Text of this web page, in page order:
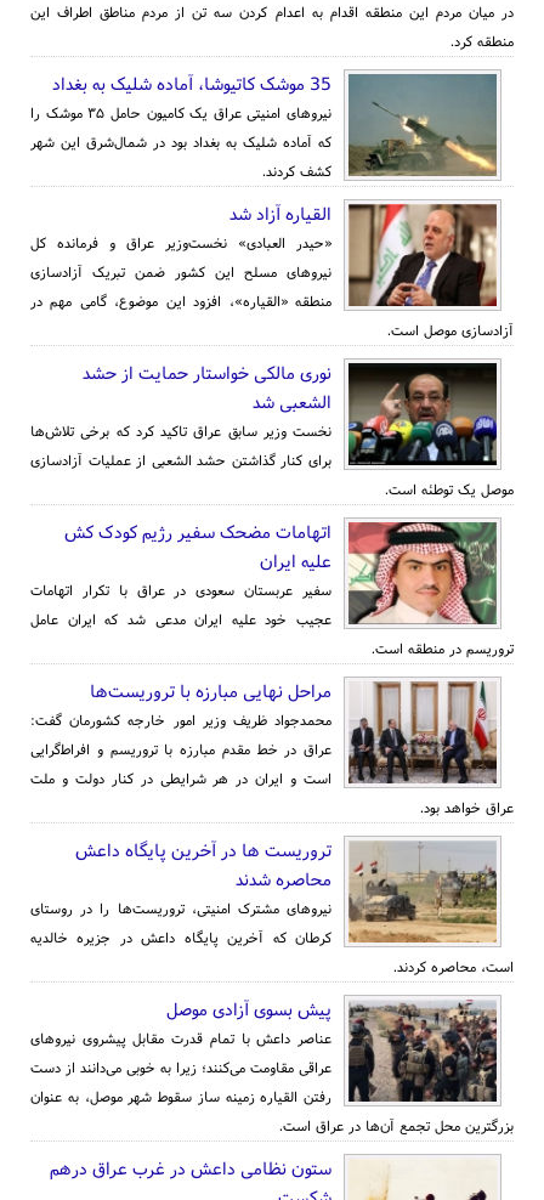
در میان مردم این منطقه اقدام به اعدام کردن سه تن از مردم مناطق اطراف این
منطقه کرد.
35 موشک کاتیوشا، آماده شلیک به بغداد
نیروهای امنیتی عراق یک کامیون حامل ۳۵ موشک را
که آماده شلیک به بغداد بود در شمال‌شرق این شهر
کشف کردند.
القیاره آزاد شد
«حیدر العبادی» نخست‌وزیر عراق و فرمانده کل
نیروهای مسلح این کشور ضمن تبریک آزادسازی
منطقه «القیاره»، افزود این موضوع، گامی مهم در
آزادسازی موصل است.
نوری مالکی خواستار حمایت از حشد
الشعبی شد
نخست وزیر سابق عراق تاکید کرد که برخی تلاش‌ها
برای کنار گذاشتن حشد الشعبی از عملیات آزادسازی
موصل یک توطئه است.
اتهامات مضحک سفیر رژیم کودک کش
علیه ایران
سفیر عربستان سعودی در عراق با تکرار اتهامات
عجیب خود علیه ایران مدعی شد که ایران عامل
تروریسم در منطقه است.
مراحل نهایی مبارزه با تروریست‌ها
محمدجواد ظریف وزیر امور خارجه کشورمان گفت:
عراق در خط مقدم مبارزه با تروریسم و افراط‌گرایی
است و ایران در هر شرایطی در کنار دولت و ملت
عراق خواهد بود.
تروریست ها در آخرین پایگاه داعش
محاصره شدند
نیروهای مشترک امنیتی، تروریست‌ها را در روستای
کرطان که آخرین پایگاه داعش در جزیره خالدیه
است، محاصره کردند.
پیش بسوی آزادی موصل
عناصر داعش با تمام قدرت مقابل پیشروی نیروهای
عراقی مقاومت می‌کنند؛ زیرا به خوبی می‌دانند از دست
رفتن القیاره زمینه ساز سقوط شهر موصل، به عنوان
بزرگترین محل تجمع آن‌ها در عراق است.
ستون نظامی داعش در غرب عراق درهم